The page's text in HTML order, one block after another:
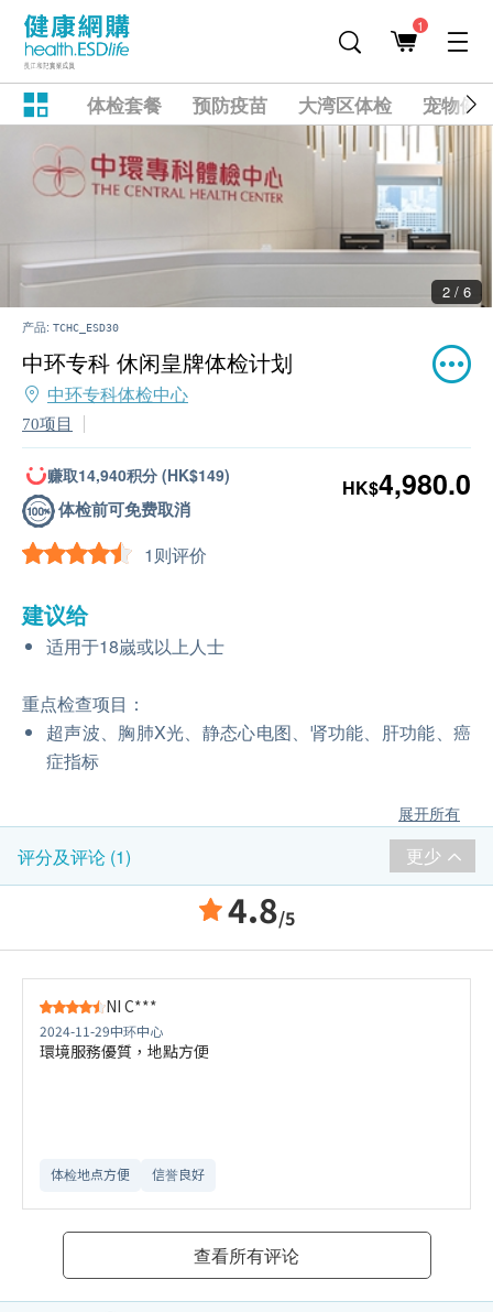
1
体检套餐 预防疫苗 大湾区体检 宠物健
2 / 6
产品: TCHC_ESD30
中环专科 休闲皇牌体检计划
中环专科体检中心
70项目
赚取14,940积分 (HK$149)
体检前可免费取消
1则评价
HK$4,980.0
建议给
适用于18嵗或以上人士
重点检查项目：
超声波、胸肺X光、静态心电图、肾功能、肝功能、癌
症指标
展开所有
评分及评论 (1) 更少
4.8/5
NI C***
2024-11-29中环中心
環境服務優質，地點方便
体检地点方便 信誉良好
查看所有评论